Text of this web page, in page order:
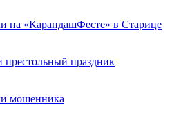
на «КарандашФесте» в Старице
престольный праздник
мошенника